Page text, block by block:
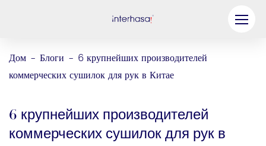
Дом - Блоги - 6 крупнейших производителей
коммерческих сушилок для рук в Китае
6 крупнейших производителей
коммерческих сушилок для рук в
Продукт
Компания
Станьте нашим партнером
Решение